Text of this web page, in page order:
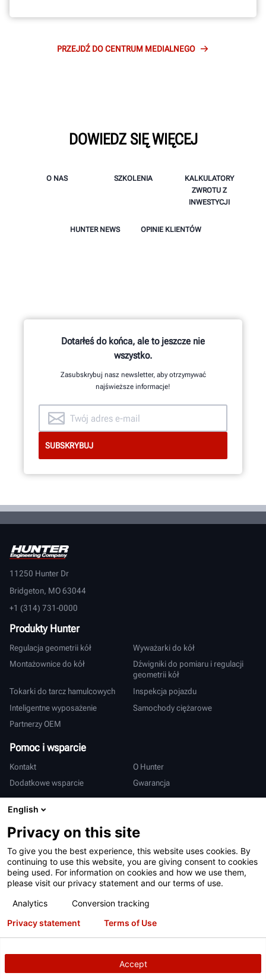
PRZEJDŹ DO CENTRUM MEDIALNEGO
DOWIEDZ SIĘ WIĘCEJ
O NAS SZKOLENIA
KALKULATORY
ZWROTU Z
INWESTYCJI
HUNTER NEWS OPINIE KLIENTÓW
Dotarłeś do końca, ale to jeszcze nie
wszystko.
Zasubskrybuj nasz newsletter, aby otrzymywać
najświeższe informacje!
11250 Hunter Dr
Bridgeton, MO 63044
+1 (314) 731-0000
Produkty Hunter
Regulacja geometrii kół
Wyważarki do kół
Montażownice do kół
Dźwigniki do pomiaru i regulacji
geometrii kół
Tokarki do tarcz hamulcowych
Inspekcja pojazdu
Inteligentne wyposażenie
Samochody ciężarowe
Partnerzy OEM
Pomoc i wsparcie
Kontakt
O Hunter
Dodatkowe wsparcie
Gwarancja
Międzynarodowy
Sprzedaż i serwis
Warunki użytkowania Polityka prywatności
Logowanie
© 2026 Hunter Engineering Company.
zastrzeżone.
English
Privacy on this site
To give you the best experience, this website uses cookies. By
continuing to use this website, you are giving consent to cookies
being used. For information on cookies and how we use them,
please visit our privacy statement and our terms of use.
Analytics
Conversion tracking
Accept
Privacy statement Terms of Use